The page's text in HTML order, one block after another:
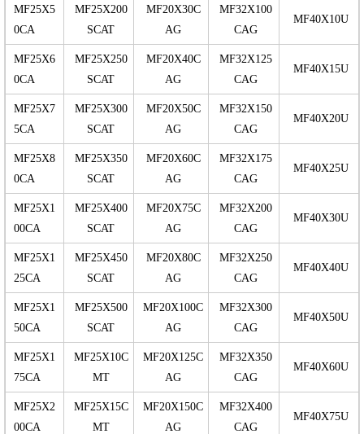
MF25X5
0CA
MF25X200
SCAT
MF20X30C
AG
MF32X100
CAG
MF40X10U
MF25X6
0CA
MF25X250
SCAT
MF20X40C
AG
MF32X125
CAG
MF40X15U
MF25X7
5CA
MF25X300
SCAT
MF20X50C
AG
MF32X150
CAG
MF40X20U
MF25X8
0CA
MF25X350
SCAT
MF20X60C
AG
MF32X175
CAG
MF40X25U
MF25X1
00CA
MF25X400
SCAT
MF20X75C
AG
MF32X200
CAG
MF40X30U
MF25X1
25CA
MF25X450
SCAT
MF20X80C
AG
MF32X250
CAG
MF40X40U
MF25X1
50CA
MF25X500
SCAT
MF20X100C
AG
MF32X300
CAG
MF40X50U
MF25X1
75CA
MF25X10C
MT
MF20X125C
AG
MF32X350
CAG
MF40X60U
MF25X2
00CA
MF25X15C
MT
MF20X150C
AG
MF32X400
CAG
MF40X75U